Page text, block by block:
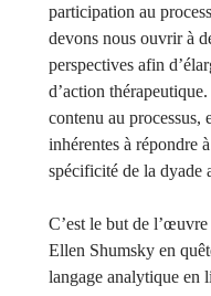
participation au
devons nous ouvrir à
perspectives afin
d’action
contenu au processus,
inhérentes à répondre
spécificité de la dyade
C’est le but de
Ellen Shumsky en
langage analytique en